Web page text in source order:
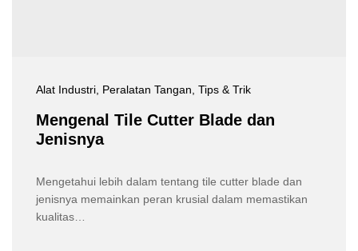
Alat Industri , Peralatan Tangan , Tips & Trik
Mengenal Tile Cutter Blade dan
Jenisnya
Mengetahui lebih dalam tentang tile cutter blade dan
jenisnya memainkan peran krusial dalam memastikan
kualitas…